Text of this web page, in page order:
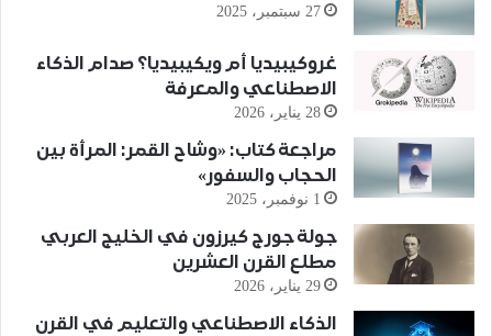
27 سبتمبر، 2025
غروكيبيديا أم ويكيبيديا؟ صدام الذكاء
الاصطناعي والمعرفة
28 يناير، 2026
مراجعة كتاب: «وشاح القمر: المرأة بين
الحجاب والسفور»
1 نوفمبر، 2025
جولة جورج كيرزون في الخليج العربي
مطلع القرن العشرين
29 يناير، 2026
الذكاء الاصطناعي والتعليم في القرن